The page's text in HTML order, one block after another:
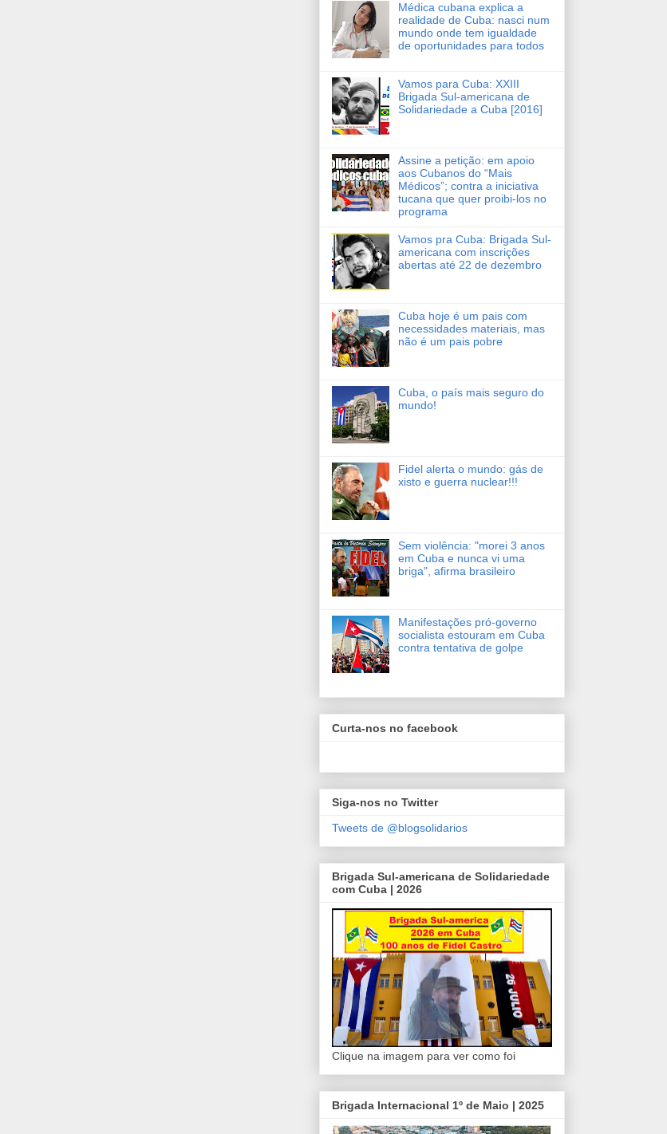
Médica cubana explica a
realidade de Cuba: nasci num
mundo onde tem igualdade
de oportunidades para todos
Vamos para Cuba: XXIII
Brigada Sul-americana de
Solidariedade a Cuba [2016]
Assine a petição: em apoio
aos Cubanos do “Mais
Médicos”; contra a iniciativa
tucana que quer proibi-los no
programa
Vamos pra Cuba: Brigada Sul-
americana com inscrições
abertas até 22 de dezembro
Cuba hoje é um pais com
necessidades materiais, mas
não é um pais pobre
Cuba, o país mais seguro do
mundo!
Fidel alerta o mundo: gás de
xisto e guerra nuclear!!!
Sem violência: "morei 3 anos
em Cuba e nunca vi uma
briga", afirma brasileiro
Manifestações pró-governo
socialista estouram em Cuba
contra tentativa de golpe
Curta-nos no facebook
Siga-nos no Twitter
Tweets de @blogsolidarios
Brigada Sul-americana de Solidariedade
com Cuba | 2026
Clique na imagem para ver como foi
Brigada Internacional 1º de Maio | 2025